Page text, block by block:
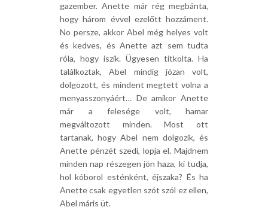
gazember. Anette már rég megbánta,
hogy három évvel ezelőtt hozzáment.
No persze, akkor Abel még helyes volt
és kedves, és Anette azt sem tudta
róla, hogy iszik. Ügyesen titkolta. Ha
találkoztak, Abel mindig józan volt,
dolgozott, és mindent megtett volna a
menyasszonyáért… De amikor Anette
már a felesége volt, hamar
megváltozott minden. Most ott
tartanak, hogy Abel nem dolgozik, és
Anette pénzét szedi, lopja el. Majdnem
minden nap részegen jön haza, ki tudja,
hol kóborol esténként, éjszaka? És ha
Anette csak egyetlen szót szól ez ellen,
Abel máris üt.